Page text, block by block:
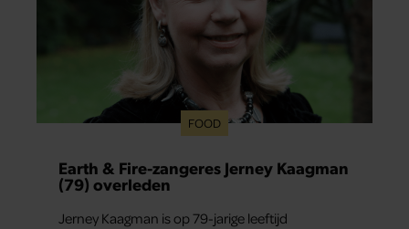
FOOD
Earth & Fire-zangeres Jerney Kaagman
(79) overleden
Jerney Kaagman is op 79-jarige leeftijd